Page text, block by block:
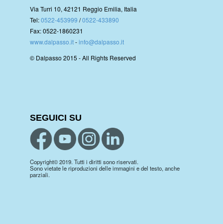
Via Turri 10, 42121 Reggio Emilia, Italia
Tel:0522-453999 /0522-433890
Fax: 0522-1860231
www.dalpasso.it-info@dalpasso.it
© Dalpasso 2015 - All Rights Reserved
SEGUICI SU
Copyright© 2019. Tutti i diritti sono riservati.
Sono vietate le riproduzioni delle immagini e del testo, anche
parziali.